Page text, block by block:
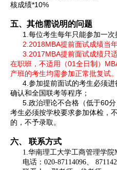
核成绩*10%
五、其他需说明的问题
1.每位考生每年只能参加一次
2.2018MBA提前面试成绩当
3.2017MBA提前面试成绩只
在职班，不适用（01全日制）
产班的考生均需参加正常批复试。
4.参加提前面试的考生必须
确认和全国联考等程序；
5.政治理论不合格（低于60
考生必须按学校要求参加体检，
的，不予录取。
六、 联系方式
1.华南理工大学工商管理学
电话：020-87114096、